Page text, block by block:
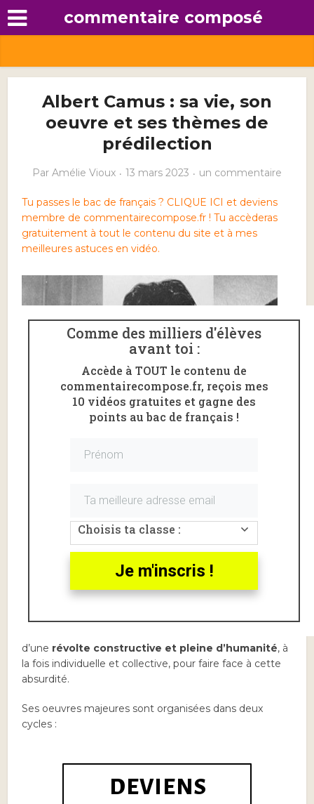
commentaire composé
Albert Camus : sa vie, son
oeuvre et ses thèmes de
prédilection
Par Amélie Vioux 13 mars 2023 un commentaire
Tu passes le bac de français ? CLIQUE ICI et deviens
membre de commentairecompose.fr ! Tu accèderas
gratuitement à tout le contenu du site et à mes
meilleures astuces en vidéo.
Albert Camus(1913-1960) est un écrivain, philosophe
Il a reçu leprix Nobel de littérature en 1957.
d’une révolte constructive et pleine d’humanité, à
la fois individuelle et collective, pour faire face à cette
absurdité.
Ses oeuvres majeures sont organisées dans deux
cycles :
DEVIENS
Comme des milliers d'élèves
avant toi :
Accède à TOUT le contenu de
commentairecompose.fr, reçois mes
10 vidéos gratuites et gagne des
points au bac de français !
Choisis ta classe :
Je m'inscris !